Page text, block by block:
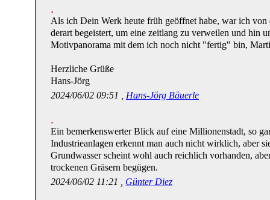
Als ich Dein Werk heute früh geöffnet habe, war ich
derart begeistert, um eine zeitlang zu verweilen und hin
Motivpanorama mit dem ich noch nicht "fertig" bin,
Herzliche Grüße
Hans-Jörg
2024/06/02 09:51 , Hans-Jörg Bäuerle
Ein bemerkenswerter Blick auf eine Millionenstadt, so
Industrieanlagen erkennt man auch nicht wirklich, aber
Grundwasser scheint wohl auch reichlich vorhanden,
trockenen Gräsern begügen.
2024/06/02 11:21 , Günter Diez